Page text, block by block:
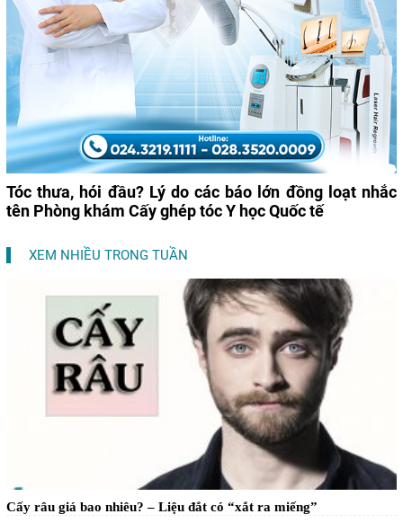
Tóc thưa, hói đầu? Lý do các báo lớn đồng loạt nhắc
tên Phòng khám Cấy ghép tóc Y học Quốc tế
XEM NHIỀU TRONG TUẦN
Cấy râu giá bao nhiêu? – Liệu đắt có “xắt ra miếng”